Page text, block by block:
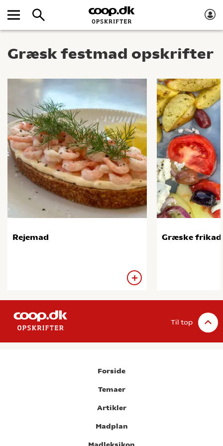
Græsk festmad opskrifter
Rejemad Græske
Til top
Forside
Temaer
Artikler
Madplan